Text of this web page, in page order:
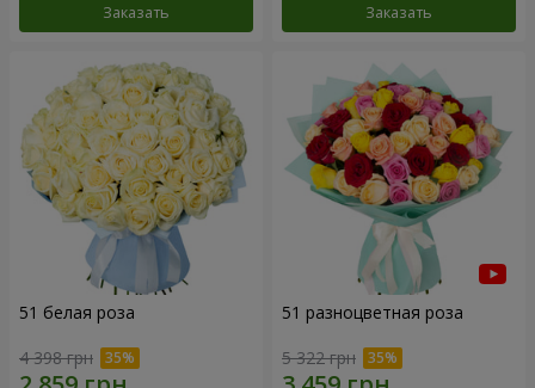
Заказать Заказать
51 белая роза
4 398 грн
51 разноцветная роза
5 322 грн